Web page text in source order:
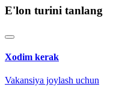
E'lon turini tanlang
Xodim kerak
Vakansiya joylash uchun